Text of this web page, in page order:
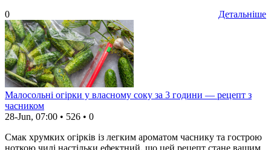
Детальніше
0
Малосольні огірки у власному соку за 3 години — рецепт з
часником
28-Jun, 07:00 • 526 • 0
Смак хрумких огірків із легким ароматом часнику та гострою